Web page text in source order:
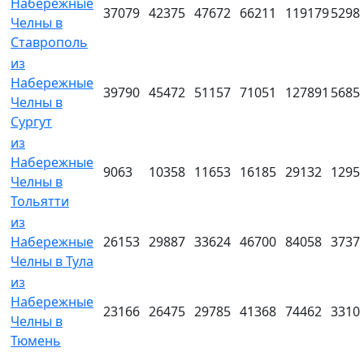
Челны в
Ставрополь
37079 42375 47672 66211 1191795298
из
Набережные
Челны в
Сургут
39790 45472 51157 71051 127891 5685
из
Набережные
Челны в
Тольятти
9063 10358 11653 16185 29132 1295
из
Набережные
Челны в Тула
26153 29887 33624 46700 84058 3737
из
Набережные
Челны в
Тюмень
23166 26475 29785 41368 74462 3310